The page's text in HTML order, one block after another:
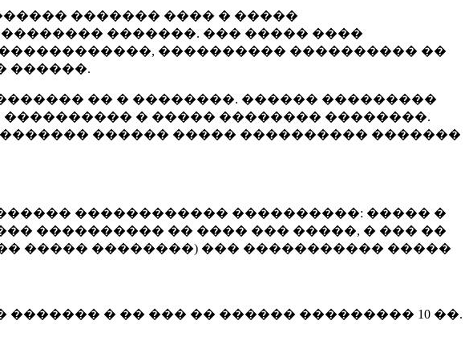
������� ���� � �����
�������. ��� ����� ����
���������� ���������� ��
������.
�� � ��������. ������ ���������
� ����� �������� ��������.
������ ����� ���������� �������
������������ ����������: ����� �
���������� �� ���� ��� �����, � ��� ��
����� ��������) ��� ����������� �����
������� � �� ��� �� ������ ��������� 10 ��.